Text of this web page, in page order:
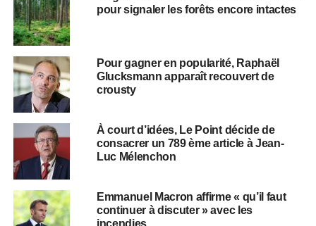
pour signaler les forêts encore intactes
Pour gagner en popularité, Raphaël
Glucksmann apparaît recouvert de
crousty
À court d’idées, Le Point décide de
consacrer un 789 ème article à Jean-
Luc Mélenchon
Emmanuel Macron affirme « qu’il faut
continuer à discuter » avec les